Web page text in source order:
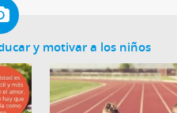
y motivar a los niños